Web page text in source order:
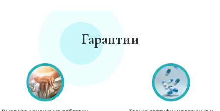
Гарантии